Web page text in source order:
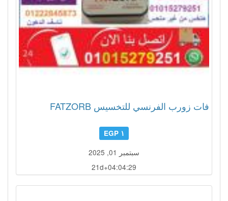
فات زورب الفرنسي للتخسيس FATZORB
١ EGP
سبتمبر 01, 2025
21d+04:04:26